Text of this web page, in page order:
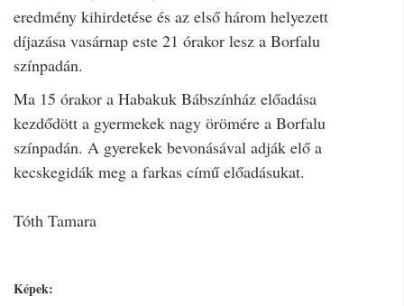
eredmény kihirdetése és az első három helyezett
díjazása vasárnap este 21 órakor lesz a Borfalu
színpadán.
Ma 15 órakor a Habakuk Bábszínház előadása
kezdődött a gyermekek nagy örömére a Borfalu
színpadán. A gyerekek bevonásával adják elő a
kecskegidák meg a farkas című előadásukat.
Tóth Tamara
Képek: